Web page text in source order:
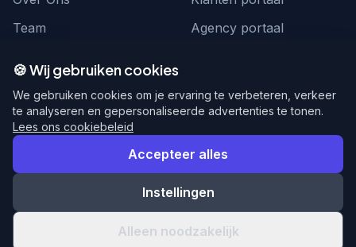
Team
Agency portaal
hello@webnexus.nl
085 004 1875
© 2026 WebNexus. Alle rechten voorbehouden.
PrivacyVoorwaarden
🍪 Wij gebruiken cookies
We gebruiken cookies om je ervaring te verbeteren, verkeer
te analyseren en gepersonaliseerde advertenties te tonen.
Lees ons cookiebeleid
Accepteer alles
Instellingen
Alleen noodzakelijk